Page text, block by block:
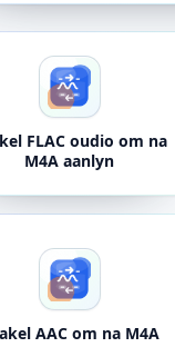
FLAC oudio om na
M4A aanlyn
AAC om na M4A